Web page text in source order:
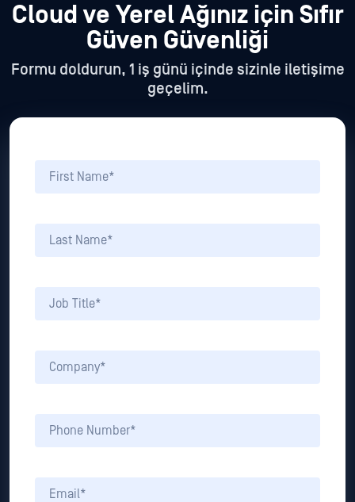
Cloudve Yerel Ağınız için Sıfır
Güven Güvenliği
Formu doldurun, 1 iş günü içinde sizinle iletişime
geçelim.